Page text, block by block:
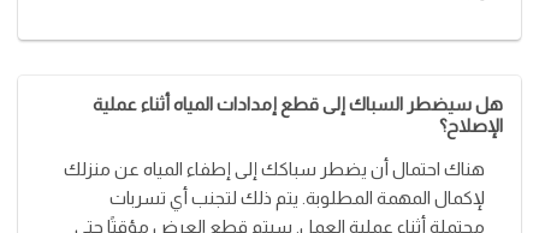
هل سيضطر السباك إلى قطع إمدادات المياه أثناء عملية
الإصلاح؟
هناك احتمال أن يضطر سباكك إلى إطفاء المياه عن منزلك
لإكمال المهمة المطلوبة. يتم ذلك لتجنب أي تسربات
محتملة أثناء عملية العمل. سيتم قطع العرض مؤقتًا حتى